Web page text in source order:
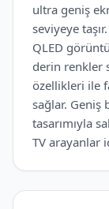
ultra geniş
seviyeye
QLED
derin renkler
özellikleri ile
sağlar. Geniş
tasarımıyla
TV arayanlar